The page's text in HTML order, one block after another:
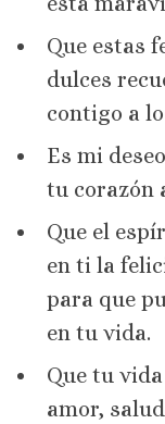
Que estas
dulces
contigo a
Es mi
tu corazón
Que el
en ti la
para que
en tu vida.
Que tu
amor,